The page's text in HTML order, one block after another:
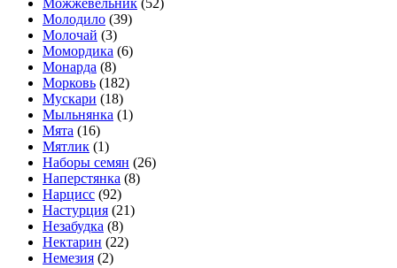
Молодило (39)
Молочай (3)
Момордика (6)
Монарда (8)
Морковь (182)
Мускари (18)
Мыльнянка (1)
Мята (16)
Мятлик (1)
Наборы семян (26)
Наперстянка (8)
Нарцисс (92)
Настурция (21)
Незабудка (8)
Нектарин (22)
Немезия (2)